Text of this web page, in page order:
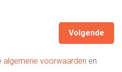
Volgende
algemene voorwaarden en